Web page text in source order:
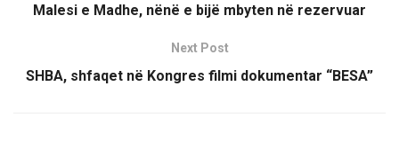
Malesi e Madhe, nënë e bijë mbyten në rezervuar
Next Post
SHBA, shfaqet në Kongres filmi dokumentar “BESA”